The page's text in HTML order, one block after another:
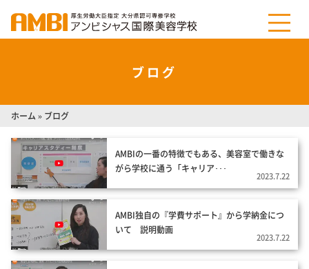
ブログ
ホーム » ブログ
AMBIの一番の特徴でもある、美容室で働きな
がら学校に通う「キャリア･･･
2023.7.22
AMBI独自の『学費サポート』から学納金につ
いて 説明動画
2023.7.22